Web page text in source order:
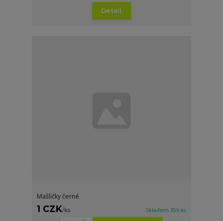
Detail
Mašličky černé
1 CZK/ks Skladem 356 ks